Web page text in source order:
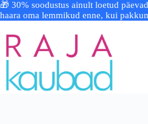
🎁 30% soodustus ainult loetud
haara oma lemmikud enne, kui
to
content